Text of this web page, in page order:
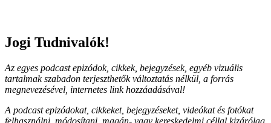
Jogi Tudnivalók!
Az egyes podcast epizódok, cikkek, bejegyzések, egyéb vizuális
tartalmak szabadon terjeszthetők változtatás nélkül, a forrás
megnevezésével, internetes link hozzáadásával!
A podcast epizódokat, cikkeket, bejegyzéseket, videókat és fotókat
felhasználni, módosítani, magán- vagy kereskedelmi céllal kizárólag